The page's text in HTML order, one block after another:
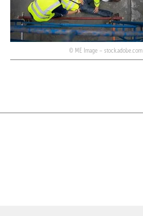
ME Image – stock.adobe.com